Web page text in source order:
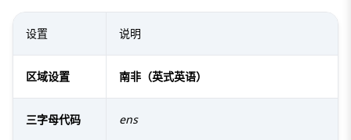
设置 说明
区域设置 南非（英式英语）
三字母代码 ens